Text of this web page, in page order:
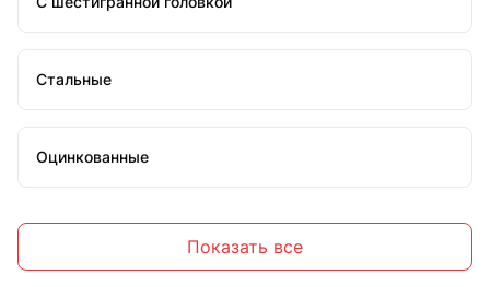
Стальные
Оцинкованные
Показать все